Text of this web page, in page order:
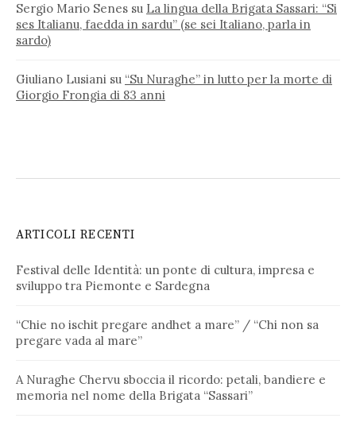
Sergio Mario Senes su La lingua della Brigata Sassari: “Si
ses Italianu, faedda in sardu” (se sei Italiano, parla in
sardo)
Giuliano Lusiani su “Su Nuraghe” in lutto per la morte di
Giorgio Frongia di 83 anni
ARTICOLI RECENTI
Festival delle Identità: un ponte di cultura, impresa e
sviluppo tra Piemonte e Sardegna
“Chie no ischit pregare andhet a mare” / “Chi non sa
pregare vada al mare”
A Nuraghe Chervu sboccia il ricordo: petali, bandiere e
memoria nel nome della Brigata “Sassari”